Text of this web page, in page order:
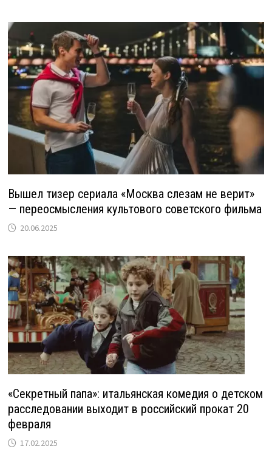
Вышел тизер сериала «Москва слезам не верит»
— переосмысления культового советского фильма
20.06.2025
«Секретный папа»: итальянская комедия о детском
расследовании выходит в российский прокат 20
февраля
17.02.2025